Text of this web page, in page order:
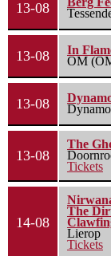
13-08
13-08
In
OM
13-08
13-08
The
Tickets
14-08
The
Lierop
Tickets